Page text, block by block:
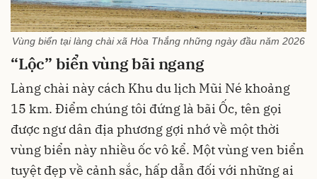
Vùng biển tại làng chài xã Hòa Thắng những ngày đầu năm 2026
“Lộc” biển vùng bãi ngang
Làng chài này cách Khu du lịch Mũi Né khoảng
15 km. Điểm chúng tôi đứng là bãi Ốc, tên gọi
được ngư dân địa phương gợi nhớ về một thời
vùng biển này nhiều ốc vô kể. Một vùng ven biển
tuyệt đẹp về cảnh sắc, hấp dẫn đối với những ai